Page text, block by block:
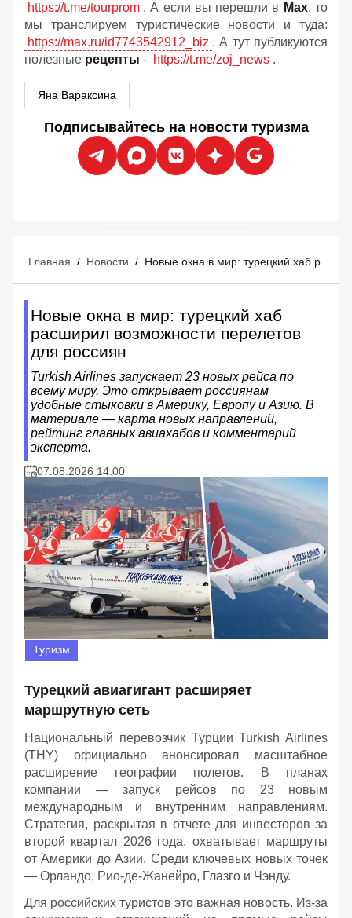
https://t.me/tourprom . А если вы перешли в Мах, то
мы транслируем туристические новости и туда:
https://max.ru/id7743542912_biz . А тут публикуются
полезные рецепты - https://t.me/zoj_news .
Яна Вараксина
Подписывайтесь на новости туризма
Главная / Новости / Новые окна в мир: турецкий хаб расширил возможности перелетов для россиян
Новые окна в мир: турецкий хаб
расширил возможности перелетов
для россиян
Turkish Airlines запускает 23 новых рейса по
всему миру. Это открывает россиянам
удобные стыковки в Америку, Европу и Азию. В
материале — карта новых направлений,
рейтинг главных авиахабов и комментарий
эксперта.
07.08.2026 14:00
Туризм
Турецкий авиагигант расширяет
маршрутную сеть
Национальный перевозчик Турции Turkish Airlines
(THY) официально анонсировал масштабное
расширение географии полетов. В планах
компании — запуск рейсов по 23 новым
международным и внутренним направлениям.
Стратегия, раскрытая в отчете для инвесторов за
второй квартал 2026 года, охватывает маршруты
от Америки до Азии. Среди ключевых новых точек
— Орландо, Рио-де-Жанейро, Глазго и Чэнду.
Для российских туристов это важная новость. Из-за